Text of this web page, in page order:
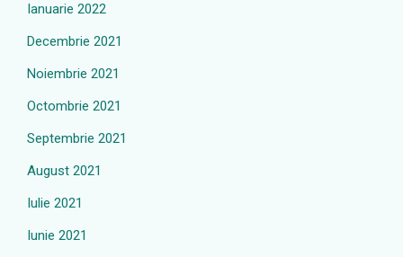
Ianuarie 2022
Decembrie 2021
Noiembrie 2021
Octombrie 2021
Septembrie 2021
August 2021
Iulie 2021
Iunie 2021